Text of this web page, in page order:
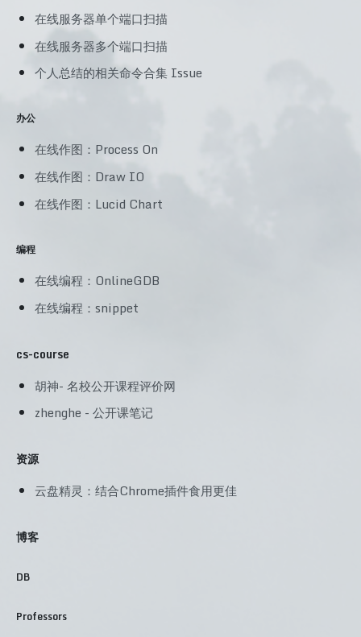
在线服务器单个端口扫描
在线服务器多个端口扫描
个人总结的相关命令合集 Issue
办公
在线作图：Process On
在线作图：Draw IO
在线作图：Lucid Chart
编程
在线编程：OnlineGDB
在线编程：snippet
cs-course
胡神- 名校公开课程评价网
zhenghe - 公开课笔记
资源
云盘精灵：结合Chrome插件食用更佳
博客
DB
Professors